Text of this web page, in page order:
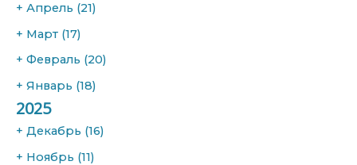
+ Апрель (21)
+ Март (17)
+ Февраль (20)
+ Январь (18)
2025
+ Декабрь (16)
+ Ноябрь (11)